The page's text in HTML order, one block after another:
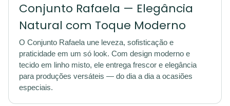
Conjunto Rafaela — Elegância
Natural com Toque Moderno
O Conjunto Rafaela une leveza, sofisticação e
praticidade em um só look. Com design moderno e
tecido em linho misto, ele entrega frescor e elegância
para produções versáteis — do dia a dia a ocasiões
especiais.